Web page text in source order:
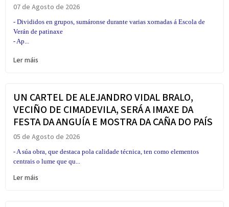
07 de Agosto de 2026
- Divididos en grupos, sumáronse durante varias xornadas á Escola de
Verán de patinaxe
- Ap...
Ler máis
UN CARTEL DE ALEJANDRO VIDAL BRALO,
VECIÑO DE CIMADEVILA, SERÁ A IMAXE DA
FESTA DA ANGUÍA E MOSTRA DA CAÑA DO PAÍS
05 de Agosto de 2026
- A súa obra, que destaca pola calidade técnica, ten como elementos
centrais o lume que qu...
Ler máis